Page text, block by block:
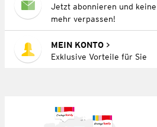
Jetzt abonnieren und
mehr verpassen!
MEIN KONTO
Exklusive Vorteile für Sie